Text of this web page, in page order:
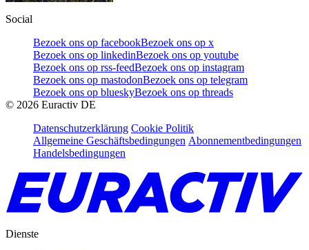
Social
Bezoek ons op facebookBezoek ons op x
Bezoek ons op linkedinBezoek ons op youtube
Bezoek ons op rss-feedBezoek ons op instagram
Bezoek ons op mastodonBezoek ons op telegram
Bezoek ons op blueskyBezoek ons op threads
© 2026 Euractiv DE
Datenschutzerklärung Cookie Politik
Allgemeine Geschäftsbedingungen Abonnementbedingungen
Handelsbedingungen
Dienste